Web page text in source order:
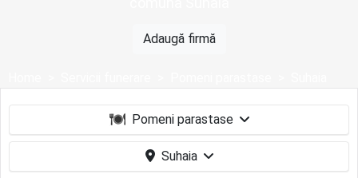
Adaugă firmă